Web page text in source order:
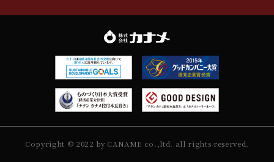
Copyright © 2022 by CANAME co.,ltd. all rights reserved.